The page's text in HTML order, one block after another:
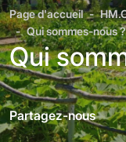
Page d'accueil
Qui sommes-nous ?
Qui
Partagez-nous